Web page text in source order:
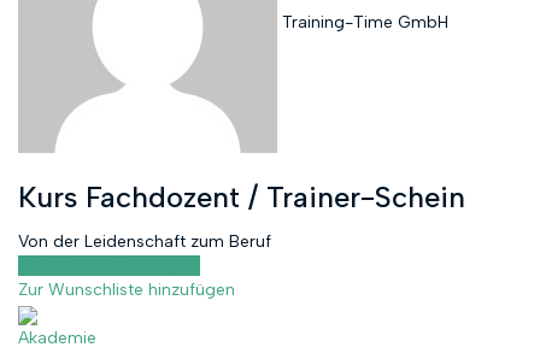
Training-Time GmbH
Kurs Fachdozent / Trainer-Schein
Von der Leidenschaft zum Beruf
Zur Wunschliste hinzufügen
Akademie